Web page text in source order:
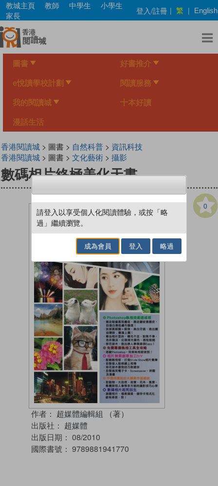
Skip
main
content
教城主頁 教師 中學生
小學生
家長
登入/註冊 | 繁 | English
圖書 好書推介
e悅讀學校計劃 閱讀服務
我的閱讀城 十本好讀
漫話生活
香港閱讀城> 圖書 > 自然科普> 資訊科技
香港閱讀城> 圖書 > 文化藝術> 攝影
數碼相片終極美化天書
0
作者： 超媒體編輯組 （著）
出版社： 超媒體
出版日期： 08/2010
國際書號： 9789881941770
請登入以享受個人化閱讀體驗，或按「略
過」繼續瀏覽。
成為會員 登入 略過